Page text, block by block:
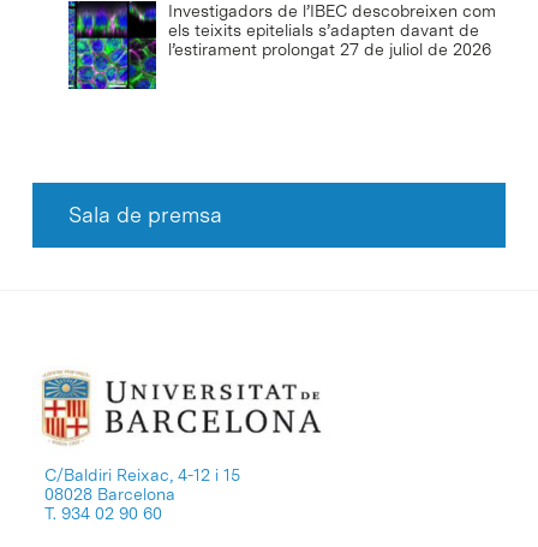
Investigadors de l’IBEC descobreixen com
els teixits epitelials s’adapten davant de
l’estirament prolongat 27 de juliol de 2026
Sala de premsa
C/Baldiri Reixac, 4-12 i 15
08028 Barcelona
T. 934 02 90 60